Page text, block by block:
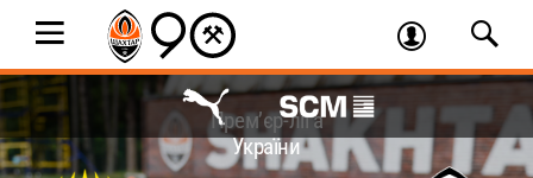
Прем’єр-ліга
України